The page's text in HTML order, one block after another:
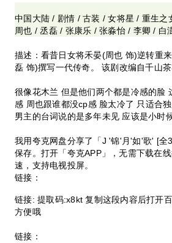
中国大陆 / 剧情 / 古装 / 女将星 / 重生之
周也 / 丞磊 / 张康乐 / 张淼怡 / 李卿 / 白
描述：看昔日女将禾晏(周也 饰)逆转重
磊 饰)撰写一代传奇。 该剧改编自千山茶
很像花木兰 但是他们两个都是冷感的脸
感 周也跟谁都没cp感 脸太冷了 只适合
男主的台词说的是多年未见 应该是小时
我用夸克网盘分享了「J '锦'月'如'歌' [全
保存。打开「夸克APP」，无需下载在
速，支持电视投屏。
链接：
链接: 提取码:x8kt 复制这段内容后打开
方便哦
链接：